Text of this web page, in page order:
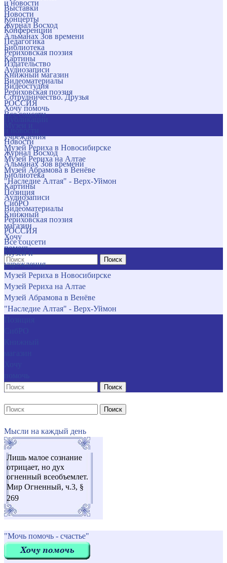
и новости
Новости
Журнал Восход
Альманах Зов времени
Библиотека
Картины
Аудиозаписи
Видеоматериалы
Рериховская поэзия
РОССИЯ
Все соцсети
учреждения
Музей Рериха в Новосибирске
Музей Рериха на Алтае
Музей Абрамова в Венёве
"Наследие Алтая" - Верх-Уймон
Позиция
СибРО
Книжный
магазин
Хочу
помочь
Поиск
Выставки
Концерты
Конференции
Педагогика
Рериховская поэзия
Издательство
Книжный магазин
Видеостудия
Сотрудничество. Друзья
Хочу помочь
Новости
Журнал Восход
Альманах Зов времени
Библиотека
Картины
Аудиозаписи
Видеоматериалы
Рериховская поэзия
РОССИЯ
Все соцсети
Музеи и
учреждения
Музей Рериха в Новосибирске
Музей Рериха на Алтае
Музей Абрамова в Венёве
"Наследие Алтая" - Верх-Уймон
Поиск
Поиск
Мысли на каждый день
Лишь малое сознание
отрицает, но дух
огненный всеобъемлет.
Мир Огненный, ч.3, §
269
"Мочь помочь - счастье"